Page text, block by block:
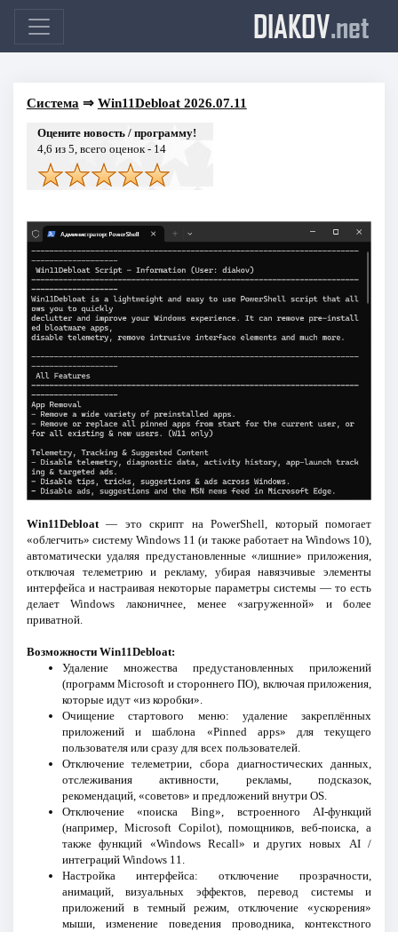
DIAKOV.net
Система ⇒ Win11Debloat 2026.07.11
Оцените новость / программу!
4,6 из 5, всего оценок - 14
Win11Debloat— это скрипт на PowerShell, который помогает
«облегчить» систему Windows 11 (и также работает на Windows 10),
автоматически удаляя предустановленные «лишние» приложения,
отключая телеметрию и рекламу, убирая навязчивые элементы
интерфейса и настраивая некоторые параметры системы — то есть
делает Windows лаконичнее, менее «загруженной» и более
приватной.
Возможности Win11Debloat:
Удаление множества предустановленных приложений
(программ Microsoft и стороннего ПО), включая приложения,
которые идут «из коробки».
Очищение стартового меню: удаление закреплённых
приложений и шаблона «Pinned apps» для текущего
пользователя или сразу для всех пользователей.
Отключение телеметрии, сбора диагностических данных,
отслеживания активности, рекламы, подсказок,
рекомендаций, «советов» и предложений внутри OS.
Отключение «поиска Bing», встроенного AI-функций
(например, Microsoft Copilot), помощников, веб-поиска, а
также функций «Windows Recall» и других новых AI /
интеграций Windows 11.
Настройка интерфейса: отключение прозрачности,
анимаций, визуальных эффектов, перевод системы и
приложений в темный режим, отключение «ускорения»
мыши, изменение поведения проводника, контекстного